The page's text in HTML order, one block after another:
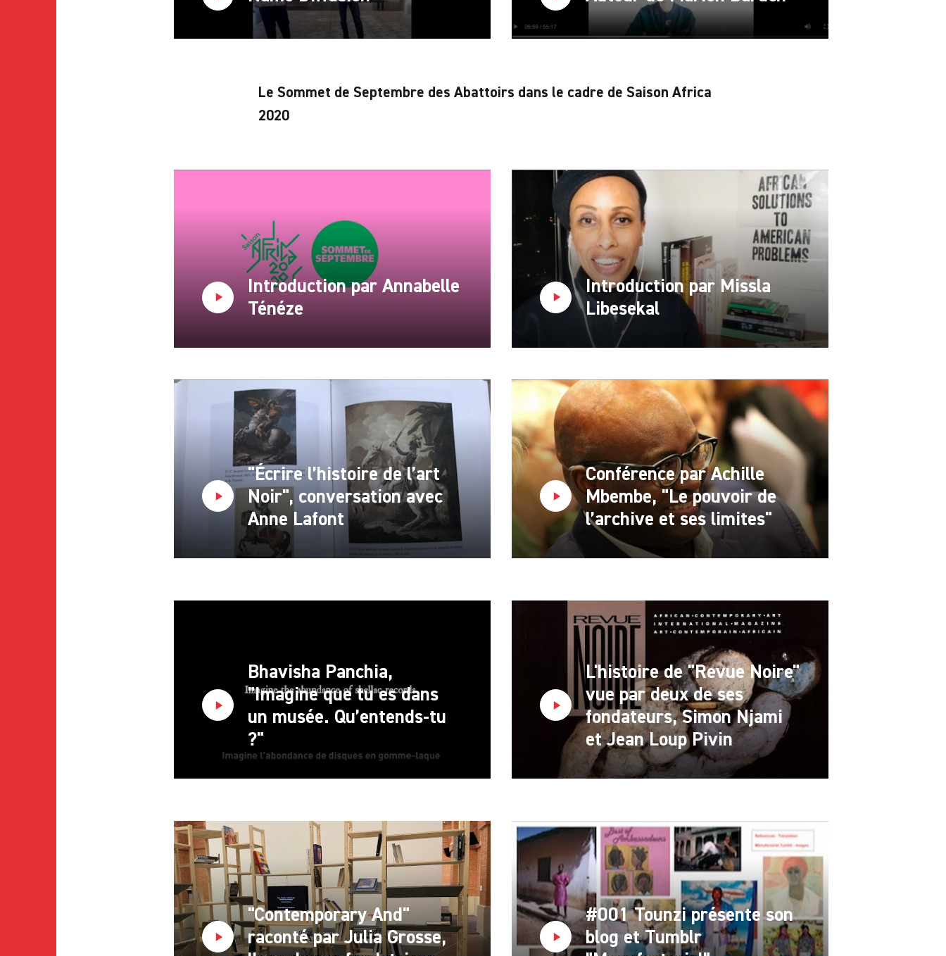
Le Sommet de Septembre des Abattoirs dans le cadre de Saison Africa
2020
Introduction par Annabelle
Ténéze
Introduction par Missla
Libesekal
"Écrire l’histoire de l’art
Noir", conversation avec
Anne Lafont
Conférence par Achille
Mbembe, "Le pouvoir de
l’archive et ses limites"
Bhavisha Panchia,
"Imagine que tu es dans
un musée. Qu’entends-tu
?"
L'histoire de "Revue Noire"
vue par deux de ses
fondateurs, Simon Njami
et Jean Loup Pivin
"Contemporary And"
raconté par Julia Grosse,
#001 Tounzi présente son
blog et Tumblr